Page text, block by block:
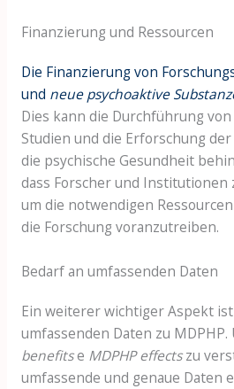
Finanzierung und Ressourcen
Die Finanzierung von
und neue psychoaktive
Dies kann die Durchführung
Studien und die Erforschung der
die psychische Gesundheit
dass Forscher und Institutionen
um die notwendigen
die Forschung voranzutreiben.
Bedarf an umfassenden Daten
Ein weiterer wichtiger Aspekt
umfassenden Daten zu MDPHP.
benefitse MDPHP effectszu
umfassende und genaue Daten